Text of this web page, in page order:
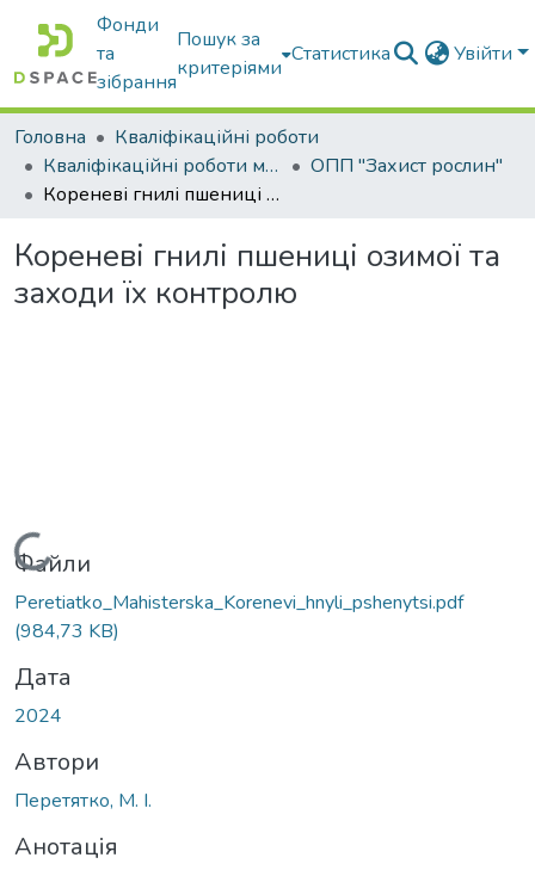
Фонди
та
зібрання
Пошук за
критеріями
Статистика Увійти
Головна
Кваліфікаційні роботи
Кваліфікаційні роботи магістрів
ОПП "Захист рослин"
Кореневі гнилі пшениці озимої та заходи їх контролю
Кореневі гнилі пшениці озимої та
заходи їх контролю
Вантажиться...
Файли
Peretiatko_Mahisterska_Korenevi_hnyli_pshenytsi.pdf
(984,73 KB)
Дата
2024
Автори
Перетятко, М. І.
Анотація